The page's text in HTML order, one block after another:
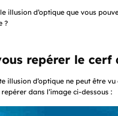
illusion d’optique que vous
?
repérer le cerf
illusion d’optique ne peut être
dans l’image ci-dessous :